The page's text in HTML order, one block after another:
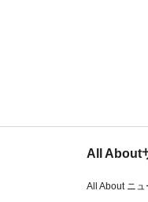
All About
All About ニュ